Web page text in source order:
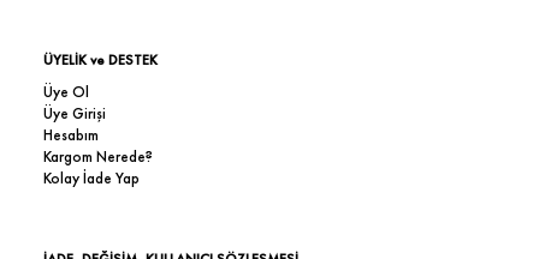
ÜYELİK ve DESTEK
Üye Ol
Üye Girişi
Hesabım
Kargom Nerede?
Kolay İade Yap